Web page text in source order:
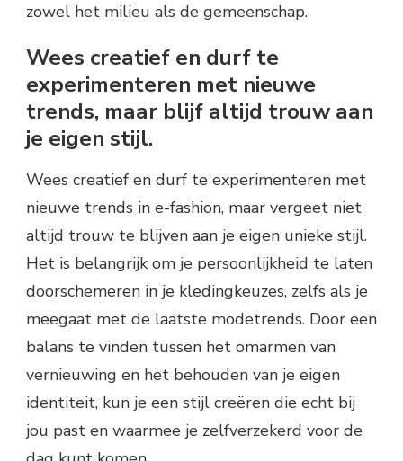
zowel het milieu als de gemeenschap.
Wees creatief en durf te
experimenteren met nieuwe
trends, maar blijf altijd trouw aan
je eigen stijl.
Wees creatief en durf te experimenteren met
nieuwe trends in e-fashion, maar vergeet niet
altijd trouw te blijven aan je eigen unieke stijl.
Het is belangrijk om je persoonlijkheid te laten
doorschemeren in je kledingkeuzes, zelfs als je
meegaat met de laatste modetrends. Door een
balans te vinden tussen het omarmen van
vernieuwing en het behouden van je eigen
identiteit, kun je een stijl creëren die echt bij
jou past en waarmee je zelfverzekerd voor de